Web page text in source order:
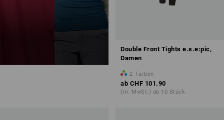
Double Front Tights e.s.e:pic,
Damen
2 Farben
ab CHF 101.90
(m. MwSt.) ab 10 Stück